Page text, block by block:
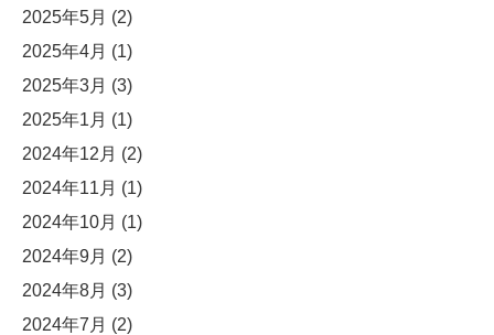
2025年5月 (2)
2025年4月 (1)
2025年3月 (3)
2025年1月 (1)
2024年12月 (2)
2024年11月 (1)
2024年10月 (1)
2024年9月 (2)
2024年8月 (3)
2024年7月 (2)